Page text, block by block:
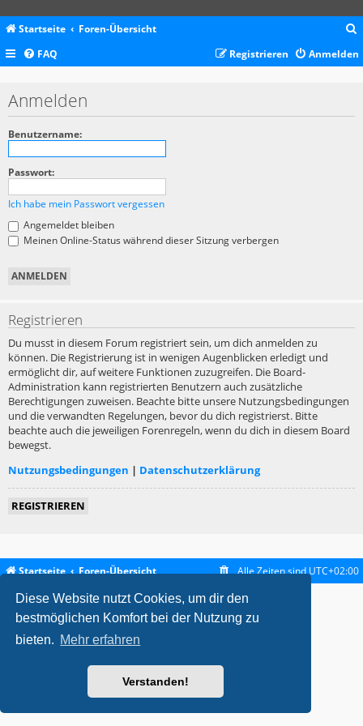
Diese Website nutzt Cookies, um dir den
bestmöglichen Komfort bei der Nutzung zu
bieten. Mehr erfahren
Verstanden!
Startseite Foren-Übersicht
c
FAQ Anmelden
Registrieren
Anmelden
Benutzername:
Passwort:
Ich habe mein Passwort vergessen
Angemeldet bleiben
Meinen Online-Status während dieser Sitzung verbergen
Registrieren
Du musst in diesem Forum registriert sein, um dich anmelden zu
können. Die Registrierung ist in wenigen Augenblicken erledigt und
ermöglicht dir, auf weitere Funktionen zuzugreifen. Die Board-
Administration kann registrierten Benutzern auch zusätzliche
Berechtigungen zuweisen. Beachte bitte unsere Nutzungsbedingungen
und die verwandten Regelungen, bevor du dich registrierst. Bitte
beachte auch die jeweiligen Forenregeln, wenn du dich in diesem Board
bewegst.
Nutzungsbedingungen | Datenschutzerklärung
REGISTRIEREN
Startseite Foren-Übersicht Alle Zeiten sindUTC+02:00
metrolike style byEric SeguinUpdated for phpBB3.2 by
Powered byphpBB ® Forum Software © phpBB Limited
phpBB.de
Datenschutz